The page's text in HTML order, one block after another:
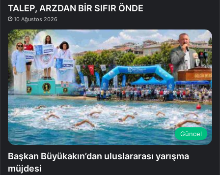
TALEP, ARZDAN BİR SIFIR ÖNDE
10 Ağustos 2026
Güncel
Başkan Büyükakın’dan uluslararası yarışma
müjdesi